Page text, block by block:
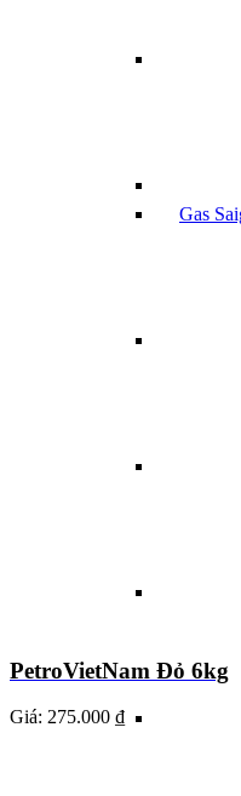
Gas
PetroVietNam Đỏ 6kg
Giá: 275.000 ₫